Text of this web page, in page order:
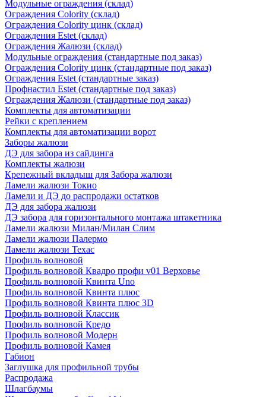
Модульные ограждения (склад)
Ограждения Colority (склад)
Ограждения Colority цинк (склад)
Ограждения Estet (склад)
Ограждения Жалюзи (склад)
Модульные ограждения (стандартные под заказ)
Ограждения Colority цинк (стандартные под заказ)
Ограждения Estet (стандартные заказ)
Профнастил Estet (стандартные под заказ)
Ограждения Жалюзи (стандартные под заказ)
Комплекты для автоматизации
Рейки с креплением
Комплекты для автоматизации ворот
Заборы жалюзи
ДЭ для забора из сайдинга
Комплекты жалюзи
Крепежный вкладыш для Забора жалюзи
Ламели жалюзи Токио
Ламели и ДЭ до распродажи остатков
ДЭ для забора жалюзи
ДЭ забора для горизонтального монтажа штакетника
Ламели жалюзи Милан/Милан Слим
Ламели жалюзи Палермо
Ламели жалюзи Техас
Профиль волновой
Профиль волновой Квадро профи v01 Верховье
Профиль волновой Квинта Uno
Профиль волновой Квинта плюс
Профиль волновой Квинта плюс 3D
Профиль волновой Классик
Профиль волновой Кредо
Профиль волновой Модерн
Профиль волновой Камея
Габион
Заглушка для профильной трубы
Распродажа
Шлагбаумы